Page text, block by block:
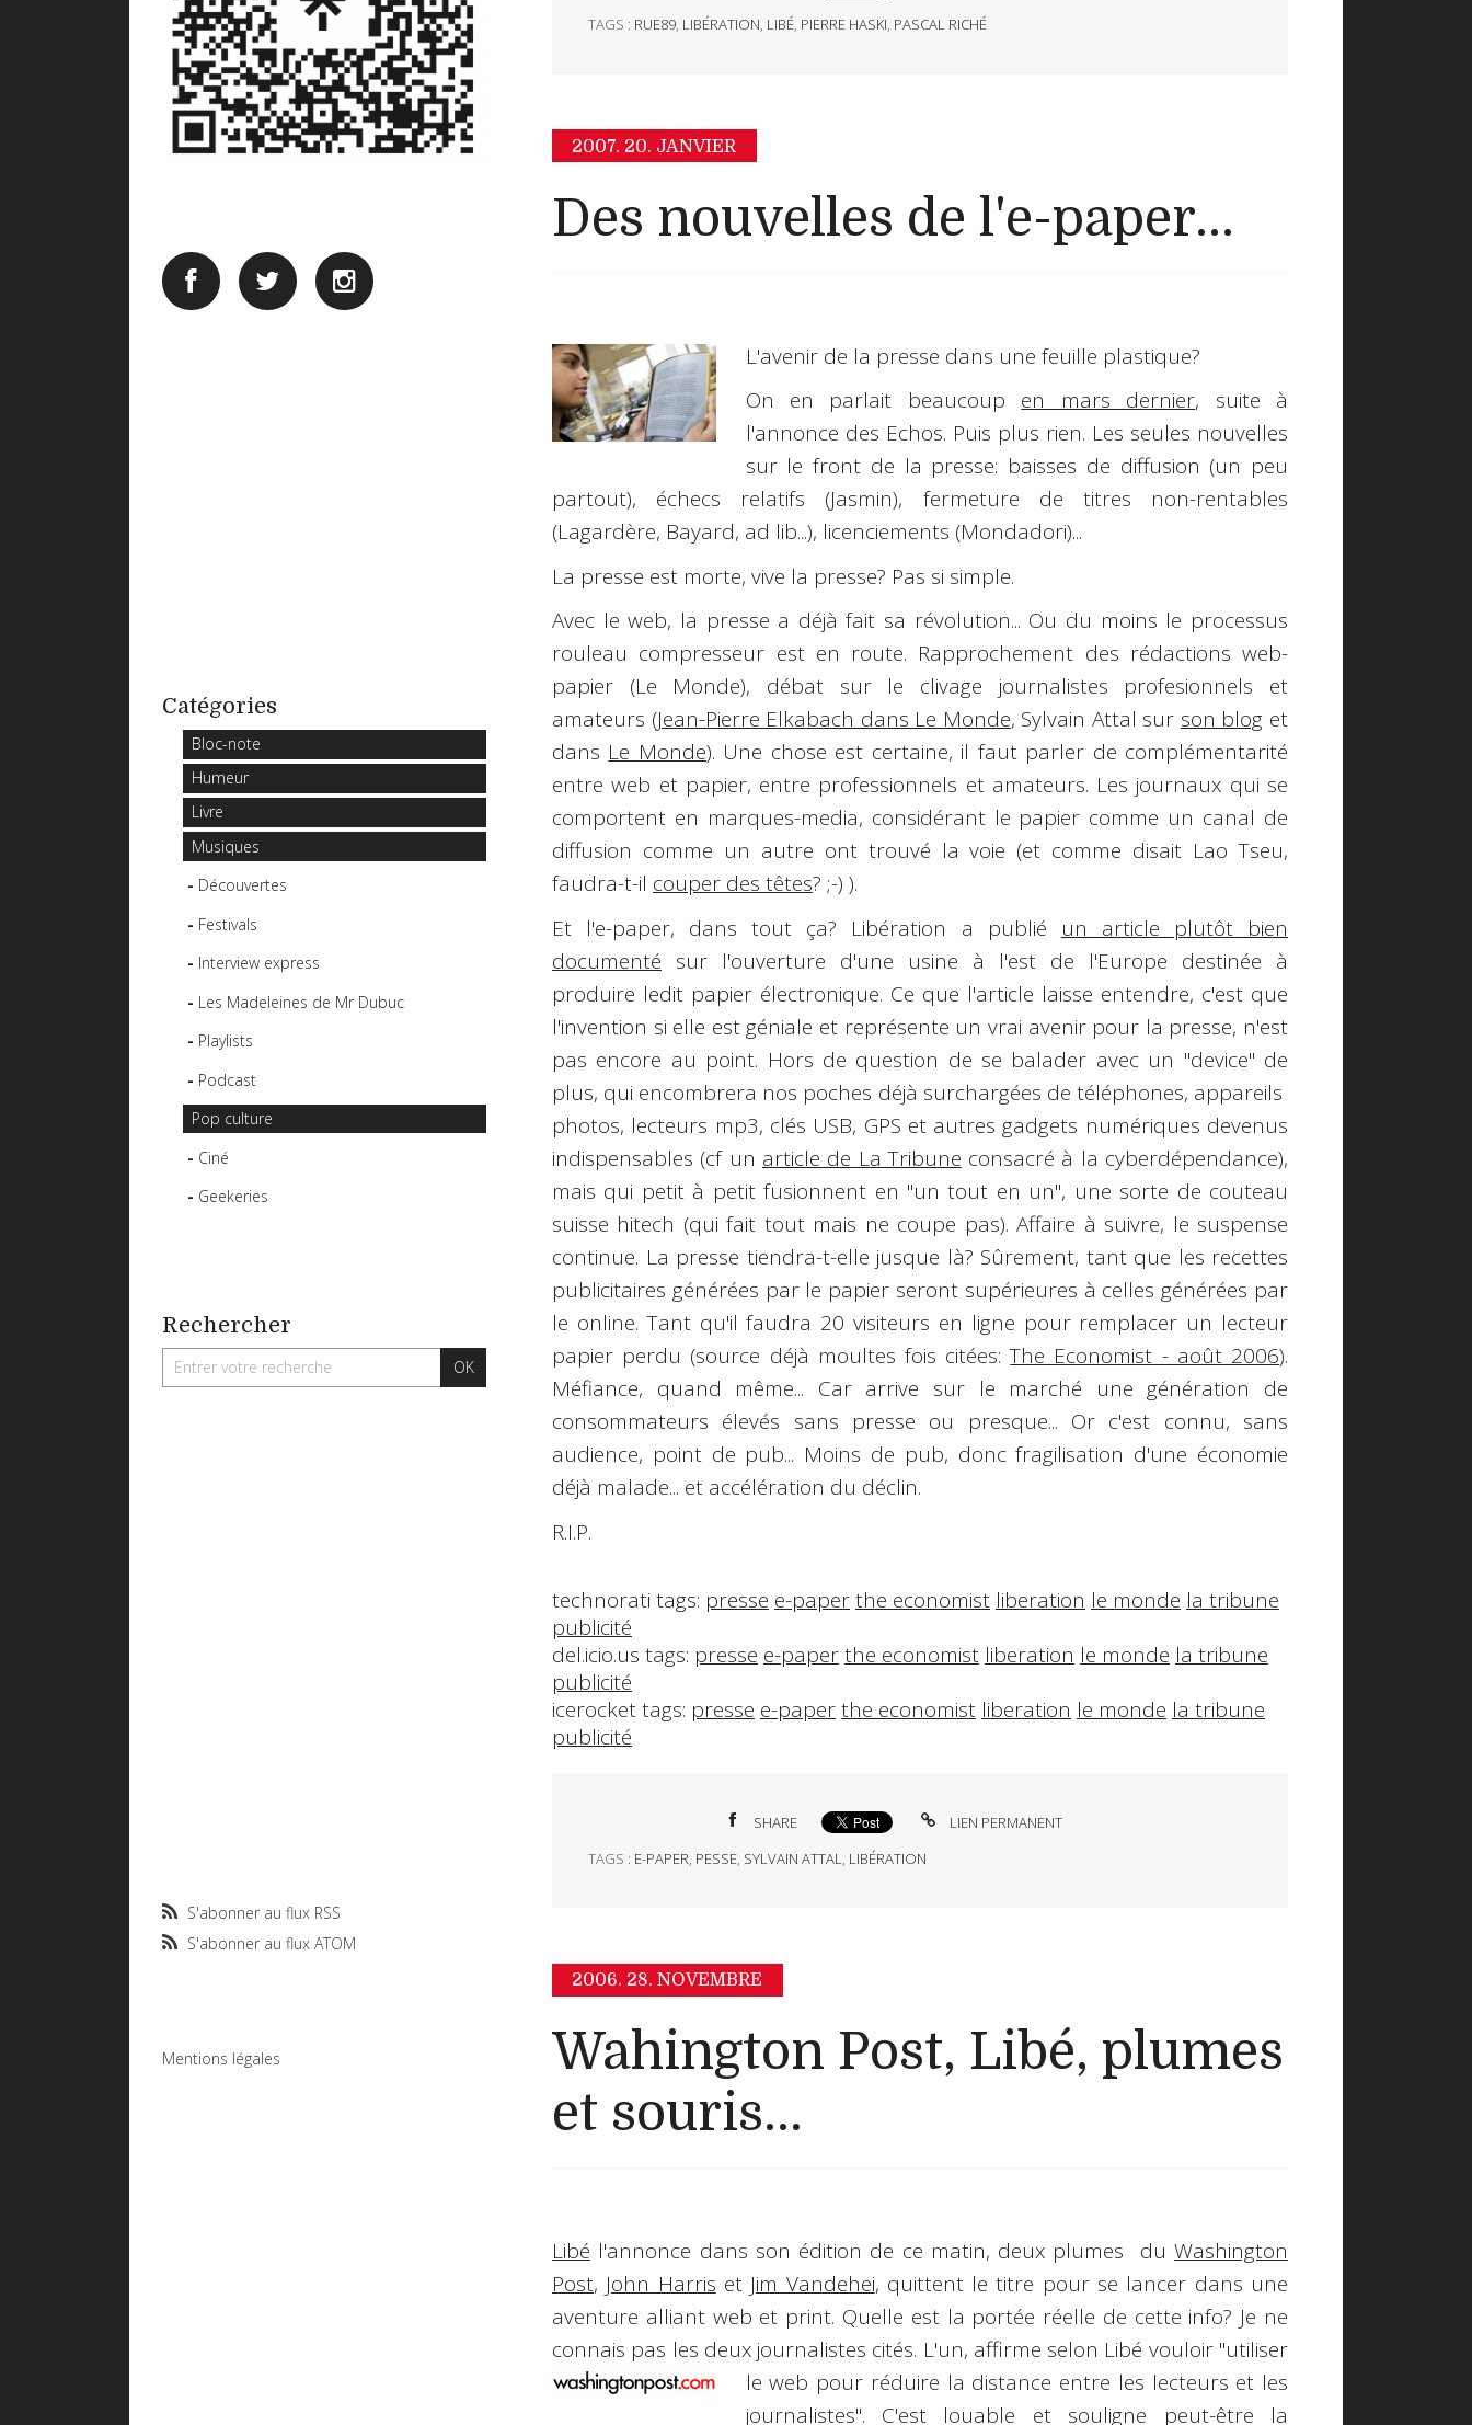
Catégories
Bloc-note
Humeur
Livre
Musiques
Découvertes
Festivals
Interview express
Les Madeleines de Mr Dubuc
Playlists
Podcast
Pop culture
Ciné
Geekeries
Rechercher
S'abonner au flux RSS
S'abonner au flux ATOM
Mentions légales
TAGS : RUE89, LIBÉRATION, LIBÉ, PIERRE HASKI, PASCAL RICHÉ
2007. 20. JANVIER
Des nouvelles de l'e-paper...
L'avenir de la presse dans une feuille plastique?
On en parlait beaucoup en mars dernier, suite à
l'annonce des Echos. Puis plus rien. Les seules nouvelles
sur le front de la presse: baisses de diffusion (un peu
partout), échecs relatifs (Jasmin), fermeture de titres non-rentables
(Lagardère, Bayard, ad lib...), licenciements (Mondadori)...
La presse est morte, vive la presse? Pas si simple.
Avec le web, la presse a déjà fait sa révolution... Ou du moins le processus
rouleau compresseur est en route. Rapprochement des rédactions web-
papier (Le Monde), débat sur le clivage journalistes profesionnels et
amateurs (Jean-Pierre Elkabach dans Le Monde, Sylvain Attal sur son blog et
dans Le Monde). Une chose est certaine, il faut parler de complémentarité
entre web et papier, entre professionnels et amateurs. Les journaux qui se
comportent en marques-media, considérant le papier comme un canal de
diffusion comme un autre ont trouvé la voie (et comme disait Lao Tseu,
faudra-t-il couper des têtes? ;-) ).
Et l'e-paper, dans tout ça? Libération a publié un article plutôt bien
documenté sur l'ouverture d'une usine à l'est de l'Europe destinée à
produire ledit papier électronique. Ce que l'article laisse entendre, c'est que
l'invention si elle est géniale et représente un vrai avenir pour la presse, n'est
pas encore au point. Hors de question de se balader avec un "device" de
plus, qui encombrera nos poches déjà surchargées de téléphones, appareils
photos, lecteurs mp3, clés USB, GPS et autres gadgets numériques devenus
indispensables (cf un article de La Tribune consacré à la cyberdépendance),
mais qui petit à petit fusionnent en "un tout en un", une sorte de couteau
suisse hitech (qui fait tout mais ne coupe pas). Affaire à suivre, le suspense
continue. La presse tiendra-t-elle jusque là? Sûrement, tant que les recettes
publicitaires générées par le papier seront supérieures à celles générées par
le online. Tant qu'il faudra 20 visiteurs en ligne pour remplacer un lecteur
papier perdu (source déjà moultes fois citées:The Economist - août 2006).
Méfiance, quand même... Car arrive sur le marché une génération de
consommateurs élevés sans presse ou presque... Or c'est connu, sans
audience, point de pub... Moins de pub, donc fragilisation d'une économie
déjà malade... et accélération du déclin.
R.I.P.
technorati tags: presse e-paperthe economist liberation le monde la tribune
publicité
del.icio.us tags: presse e-paperthe economist liberation le monde la tribune
publicité
icerocket tags: presse e-paperthe economist liberation le monde la tribune
publicité
SHARE
LIEN PERMANENT
TAGS : E-PAPER, PESSE, SYLVAIN ATTAL, LIBÉRATION
2006. 28. NOVEMBRE
Wahington Post, Libé, plumes
et souris...
Libé l'annonce dans son édition de ce matin, deux plumes du Washington
Post, John Harris et Jim Vandehei, quittent le titre pour se lancer dans une
aventure alliant web et print. Quelle est la portée réelle de cette info? Je ne
connais pas les deux journalistes cités. L'un, affirme selon Libé vouloir "utiliser
le web pour réduire la distance entre les lecteurs et les
journalistes". C'est louable et souligne peut-être la